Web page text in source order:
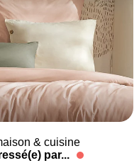
& cuisine
par...